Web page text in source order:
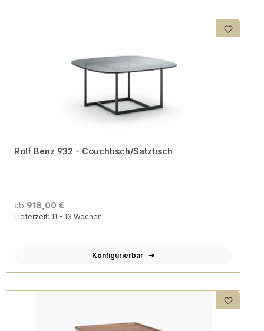
Rolf Benz 932 - Couchtisch/Satztisch
ab 918,00 €
Lieferzeit: 11 - 13 Wochen
Konfigurierbar